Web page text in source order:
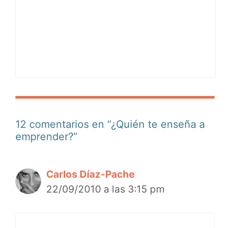
12 comentarios en “¿Quién te enseña a
emprender?”
Carlos Díaz-Pache
22/09/2010 a las 3:15 pm